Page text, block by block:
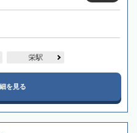
栄駅
を見る